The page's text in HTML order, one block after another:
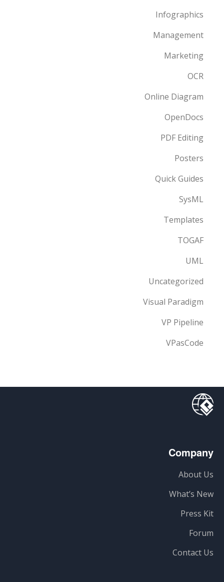
Infographics
Management
Marketing
OCR
Online Diagram
OpenDocs
PDF Editing
Posters
Quick Guides
SysML
Templates
TOGAF
UML
Uncategorized
Visual Paradigm
VP Pipeline
VPasCode
Company
About Us
What’s New
Press Kit
Forum
Contact Us